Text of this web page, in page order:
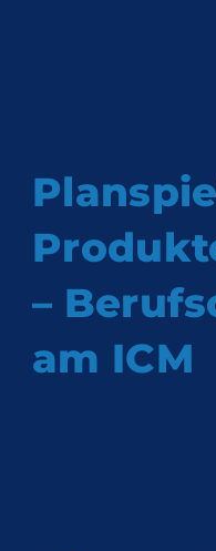
–
am ICM